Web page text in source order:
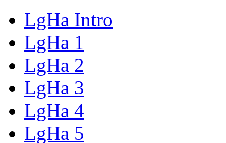
LgHa Intro
LgHa 1
LgHa 2
LgHa 3
LgHa 4
LgHa 5